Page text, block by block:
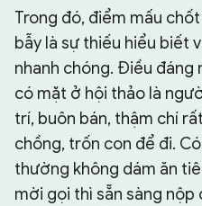
Trong đó, điểm mấu
bẫy là sự thiếu hiểu biết
nhanh chóng. Điều đáng
có mặt ở hội thảo là
trí, buôn bán, thậm chí
chồng, trốn con để đi.
thường không dám ăn
mời gọi thì sẵn sàng